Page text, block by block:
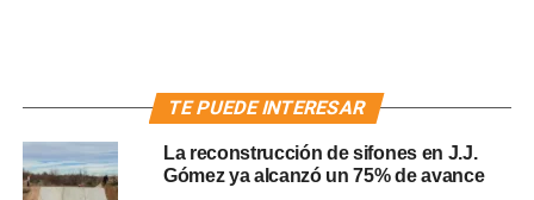
TE PUEDE INTERESAR
La reconstrucción de sifones en J.J.
Gómez ya alcanzó un 75% de avance